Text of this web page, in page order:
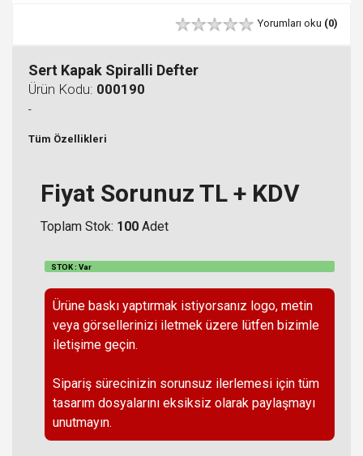
Yorumları oku (0)
Sert Kapak Spiralli Defter
Ürün Kodu: 000190
-
Tüm Özellikleri
Fiyat Sorunuz TL + KDV
Toplam Stok: 100 Adet
STOK : Var
Ürüne baskı yaptırmak istiyorsanız logo, metin
veya görsellerinizi iletmek üzere lütfen bizimle
iletişime geçin.
Sipariş sürecinizin sorunsuz ilerlemesi için tüm
tasarım dosyalarını eksiksiz olarak paylaşmayı
unutmayın.